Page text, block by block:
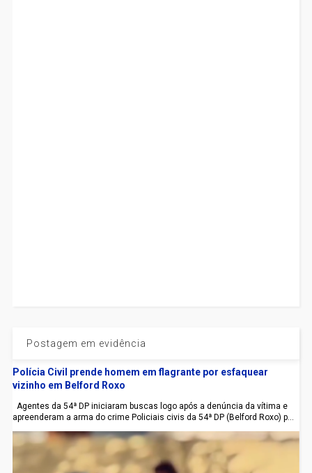
Postagem em evidência
Polícia Civil prende homem em flagrante por esfaquear
vizinho em Belford Roxo
Agentes da 54ª DP iniciaram buscas logo após a denúncia da vítima e
apreenderam a arma do crime Policiais civis da 54ª DP (Belford Roxo) p...